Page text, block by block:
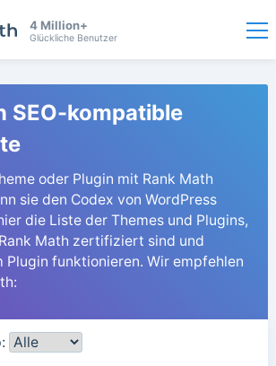
4 Million+
Glückliche Benutzer
SEO-kompatible
oder Plugin mit Rank Math
sie den Codex von WordPress
die Liste der Themes und Plugins,
Math zertifiziert sind und
funktionieren. Wir empfehlen